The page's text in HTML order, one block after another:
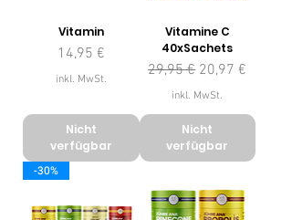
Vitamin
Preis
14,95 €
inkl. MwSt.
Nicht
verfügbar
Vitamine C
40xSachets
Standardpreis
29,95 € Sale-Preis
20,97 €
inkl. MwSt.
Nicht
verfügbar
-30%